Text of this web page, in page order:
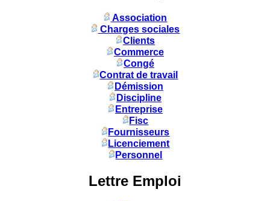
Association
Charges sociales
Clients
Commerce
Congé
Contrat de travail
Démission
Discipline
Entreprise
Fisc
Fournisseurs
Licenciement
Personnel
Lettre Emploi